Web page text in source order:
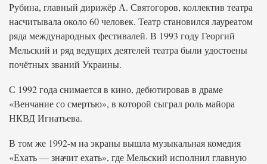
Рубина, главный дирижёр А. Святогоров, коллектив театра
насчитывала около 60 человек. Театр становился лауреатом
ряда международных фестивалей. В 1993 году Георгий
Мельский и ряд ведущих деятелей театра были удостоены
почётных званий Украины.
С 1992 года снимается в кино, дебютировав в драме
«Венчание со смертью», в которой сыграл роль майора
НКВД Игнатьева.
В том же 1992-м на экраны вышла музыкальная комедия
«Ехать — значит ехать», где Мельский исполнил главную